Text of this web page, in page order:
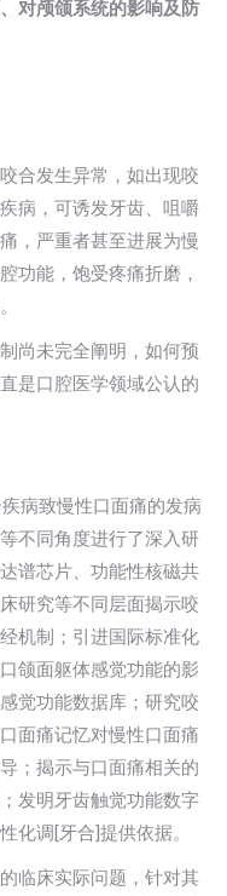
对颅颌系统的影响及防
合发生异常，如出现咬
病，可诱发牙齿、咀嚼
，严重者甚至进展为慢
功能，饱受疼痛折磨，
尚未完全阐明，如何预
是口腔医学领域公认的
病致慢性口面痛的发病
不同角度进行了深入研
谱芯片、功能性核磁共
研究等不同层面揭示咬
机制；引进国际标准化
颌面躯体感觉功能的影
觉功能数据库；研究咬
面痛记忆对慢性口面痛
；揭示与口面痛相关的
发明牙齿触觉功能数字
化调[牙合]提供依据。
临床实际问题，针对其